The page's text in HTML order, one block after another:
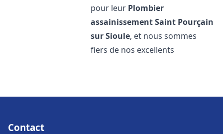
pour leur Plombier
assainissementSaint Pourçain
sur Sioule, et nous sommes
fiers de nos excellents
Contact